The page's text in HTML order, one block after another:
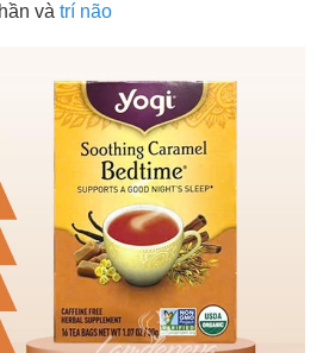
và trí não